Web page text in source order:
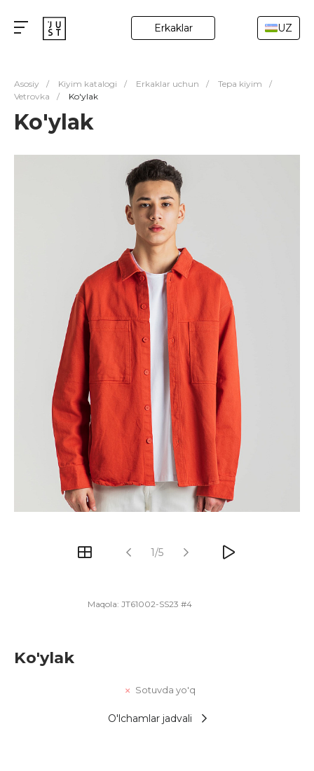
Erkaklar UZ
Asosiy / Kiyim katalogi / Erkaklar uchun / Tepa kiyim
/
Vetrovka
/ Ko'ylak
Ko'ylak
1/5
Maqola: JT61002-SS23 #4
Ko'ylak
Sotuvda yo'q
O'lchamlar jadvali